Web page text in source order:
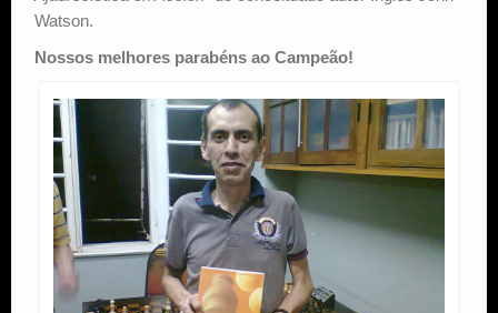
Watson.
Nossos melhores parabéns ao Campeão!